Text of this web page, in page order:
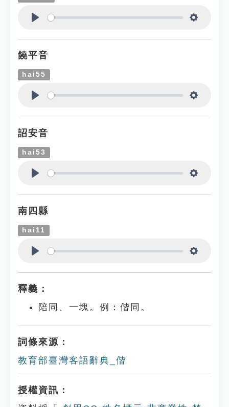
饒平音
hai55
詔安音
hai53
南四縣
hai11
釋義：
陪同、一塊。例：偕同。
詞條來源：
教育部臺灣客語辭典_偕
授權資訊：